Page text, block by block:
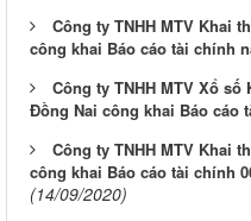
Công ty TNHH MTV Khai
công khai Báo cáo tài chính
Công ty TNHH MTV Xổ
Đồng Nai công khai Báo cáo
Công ty TNHH MTV Khai
công khai Báo cáo tài chính
(14/09/2020)